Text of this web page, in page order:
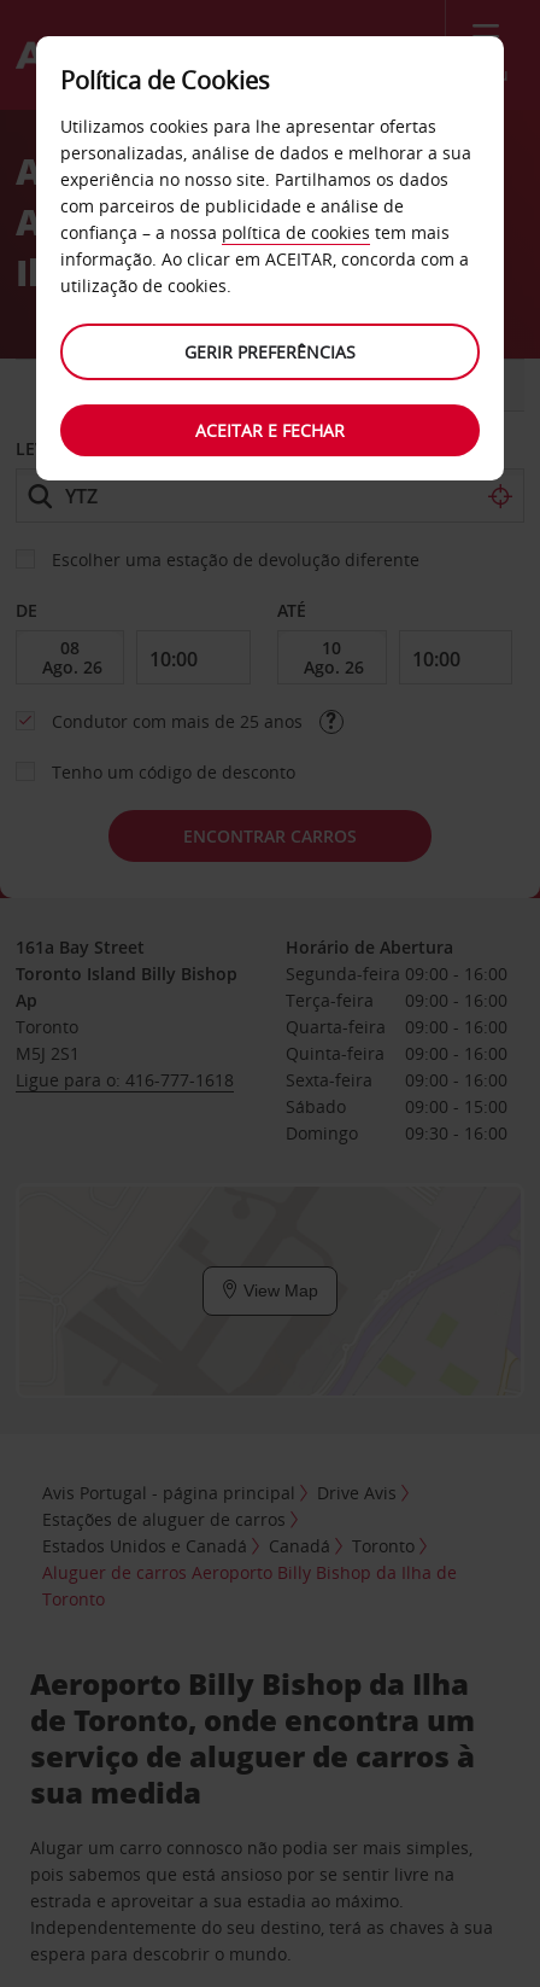
Menu
Welcome
AvisAluguer de carros
Aeroporto Billy Bishop da
Ilha de Toronto
CARRO COMERCIAIS
LEVANTAR EM
Escolher uma estação de devolução diferente
DE ATÉ
Condutor com mais de 25 anos
Tenho um código de desconto
ENCONTRAR CARROS
161a Bay Street
Toronto Island Billy Bishop
Ap
Toronto
M5J 2S1
Ligue para o: 416-777-1618
Horário de Abertura
Segunda-feira 09:00 - 16:00
Terça-feira
09:00 - 16:00
Quarta-feira
09:00 - 16:00
Quinta-feira
09:00 - 16:00
Sexta-feira
09:00 - 16:00
Sábado
09:00 - 15:00
Domingo
09:30 - 16:00
View Map
Avis Portugal - página principal
Drive Avis
Estações de aluguer de carros
Estados Unidos e Canadá
Canadá
Toronto
Aluguer de carros Aeroporto Billy Bishop da Ilha de
Toronto
Aeroporto Billy Bishop da Ilha
de Toronto, onde encontra um
serviço de aluguer de carros à
sua medida
Alugar um carro connosco não podia ser mais simples,
pois sabemos que está ansioso por se sentir livre na
estrada e aproveitar a sua estadia ao máximo.
Independentemente do seu destino, terá as chaves à sua
espera para descobrir o mundo.
Política de Cookies
Utilizamos cookies para lhe apresentar ofertas
personalizadas, análise de dados e melhorar a sua
experiência no nosso site. Partilhamos os dados
com parceiros de publicidade e análise de
confiança – a nossa política de cookies tem mais
informação. Ao clicar em ACEITAR, concorda com a
utilização de cookies.
GERIR PREFERÊNCIAS
ACEITAR E FECHAR